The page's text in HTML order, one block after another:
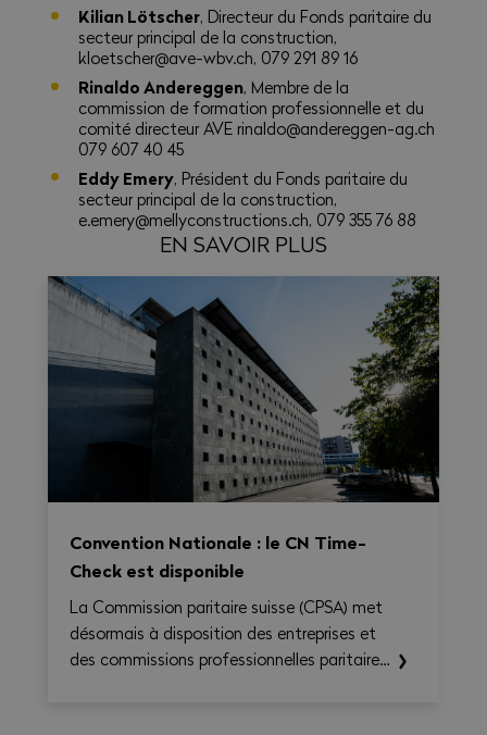
Kilian Lötscher, Directeur du Fonds paritaire du
secteur principal de la construction,
kloetscher@ave-wbv.ch, 079 291 89 16
Rinaldo Andereggen, Membre de la
commission de formation professionnelle et du
comité directeur AVE rinaldo@andereggen-ag.ch
079 607 40 45
Eddy Emery, Président du Fonds paritaire du
secteur principal de la construction,
e.emery@mellyconstructions.ch, 079 355 76 88
EN SAVOIR PLUS
Convention Nationale : le CN Time-
Check est disponible
La Commission paritaire suisse (CPSA) met
désormais à disposition des entreprises et
des commissions professionnelles paritaires